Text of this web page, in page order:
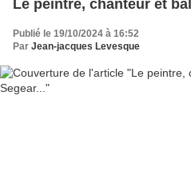
Le peintre, chanteur et
Publié le 19/10/2024 à 16:52
Par Jean-jacques Levesque